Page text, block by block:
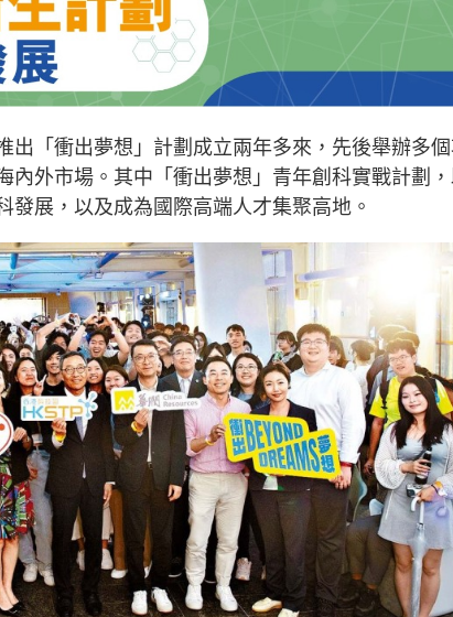
出「衝出夢想」計劃成立兩年多來，先後舉辦多
內外市場。其中「衝出夢想」青年創科實戰計劃
展，以及成為國際高端人才集聚高地。